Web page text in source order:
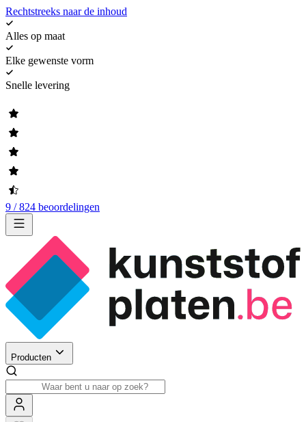
Rechtstreeks naar de inhoud
Alles op maat
Elke gewenste vorm
Snelle levering
9 / 824 beoordelingen
Producten